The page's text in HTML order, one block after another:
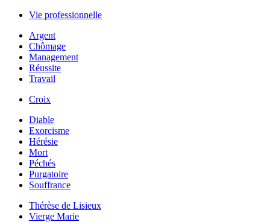
Vie professionnelle
Argent
Chômage
Management
Réussite
Travail
Croix
Diable
Exorcisme
Hérésie
Mort
Péchés
Purgatoire
Souffrance
Thérèse de Lisieux
Vierge Marie